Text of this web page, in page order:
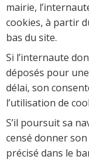
mairie,
cookies, à partir
bas du site.
Si l’internaute
déposés pour
délai, son
l’utilisation de
S’il poursuit sa
censé donner
précisé dans le